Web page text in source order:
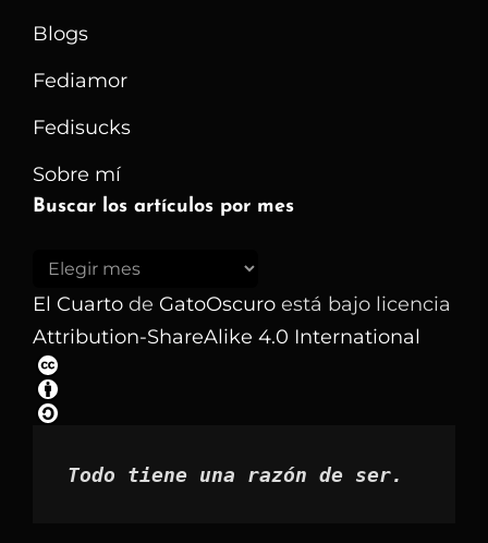
Blogs
Fediamor
Fedisucks
Sobre mí
Buscar los artículos por mes
Buscar
los
artículos
por
mes
El Cuarto de GatoOscuro está bajo licencia
Attribution-ShareAlike 4.0 International
Todo tiene una razón de ser.